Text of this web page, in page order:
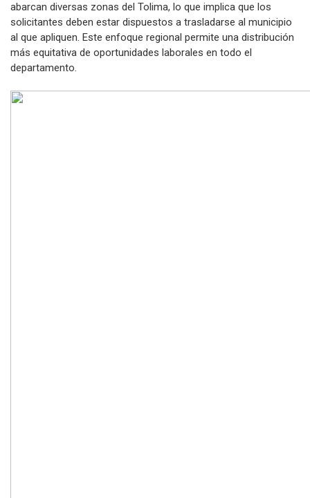
abarcan diversas zonas del Tolima, lo que implica que los
solicitantes deben estar dispuestos a trasladarse al municipio
al que apliquen. Este enfoque regional permite una distribución
más equitativa de oportunidades laborales en todo el
departamento.